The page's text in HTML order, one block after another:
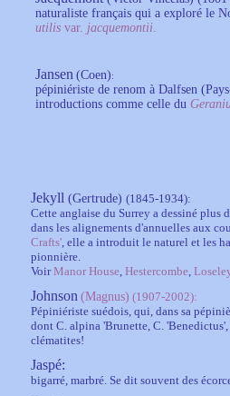
naturaliste français qui a exploré le
utilis var. jacquemontii.
Jansen (Coen):
pépiniériste de renom à Dalfsen
introductions comme celle du
Jekyll (Gertrude) (1845-1934):
Cette anglaise du Surrey a dessiné
dans les alignements d'annuelles aux
Crafts', elle a introduit le naturel et les
pionnière.
VoirManor House, Hestercombe,
Johnson (Magnus) (1907-2002):
Pépiniériste suédois, qui, dans sa
dont C. alpina 'Brunette, C.
clématites!
Jaspé:
bigarré, marbré. Se dit souvent des